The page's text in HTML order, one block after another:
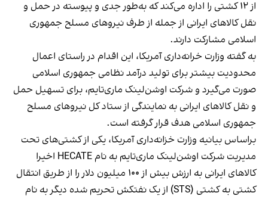
از ۱۲ کشتی را اداره می‌کند که به‌طور جدی و پیوسته در حمل و
نقل کالاهای ایرانی از جمله از طرف نیروهای مسلح جمهوری
اسلامی مشارکت دارند.
به گفته وزارت خرانه‌داری آمریکا، این اقدام در راستای اعمال
محدودیت بیشتر برای تولید درآمد نظامی جمهوری اسلامی
صورت می‌گیرد و شرکت اوشن‌لینک ماری‌تایم، برای تسهیل حمل
و نقل کالاهای ایرانی به نمایندگی از ستاد کل نیروهای مسلح
جمهوری اسلامی هدف قرار گرفته است.
براساس بیانیه وزارت خزانه‌داری آمریکا، یکی از کشتی‌های تحت
مدیریت شرکت اوشن‌لینک ماری‌تایم به نام HECATE اخیرا
کالاهای ایرانی به ارزش بیش از ۱۰۰ میلیون دلار را از طریق انتقال
کشتی به کشتی (STS) از یک نفتکش تحریم شده دیگر به نام